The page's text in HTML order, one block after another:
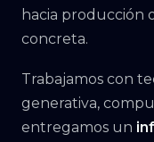
hacia producción
concreta.
Trabajamos con
generativa,
entregamos un